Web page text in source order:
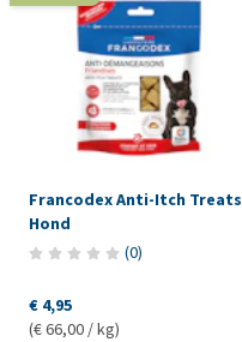
Francodex Anti-Itch Treats
Hond
(0)
€ 4,95
(€ 66,00 / kg)